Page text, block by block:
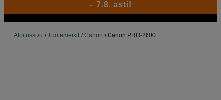
Aloitussivu Tuotemerkit Canon Canon PRO-2600
– 7.8. asti!